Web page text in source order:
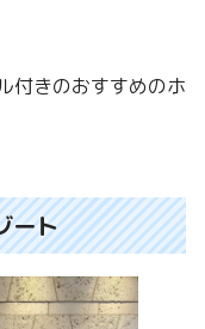
付きのおすすめのホ
ート